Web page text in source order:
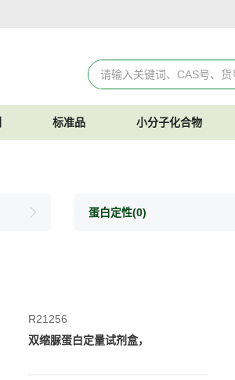
标准品 小分子化合物
蛋白定性(0)
R21256
双缩脲蛋白定量试剂盒，